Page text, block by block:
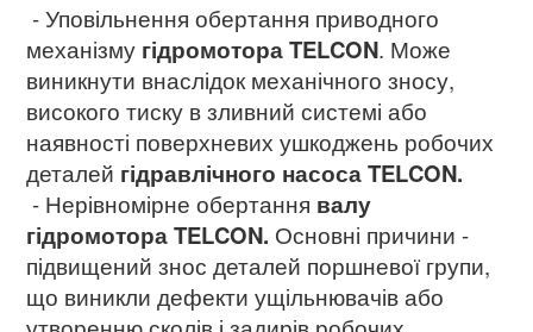
- Уповільнення обертання приводного
механізму гідромотораTELCON. Може
виникнути внаслідок механічного зносу,
високого тиску в зливний системі або
наявності поверхневих ушкоджень робочих
деталей гідравлічного насоса TELCON.
- Нерівномірне обертання валу
гідромотора TELCON. Основні причини -
підвищений знос деталей поршневої групи,
що виникли дефекти ущільнювачів або